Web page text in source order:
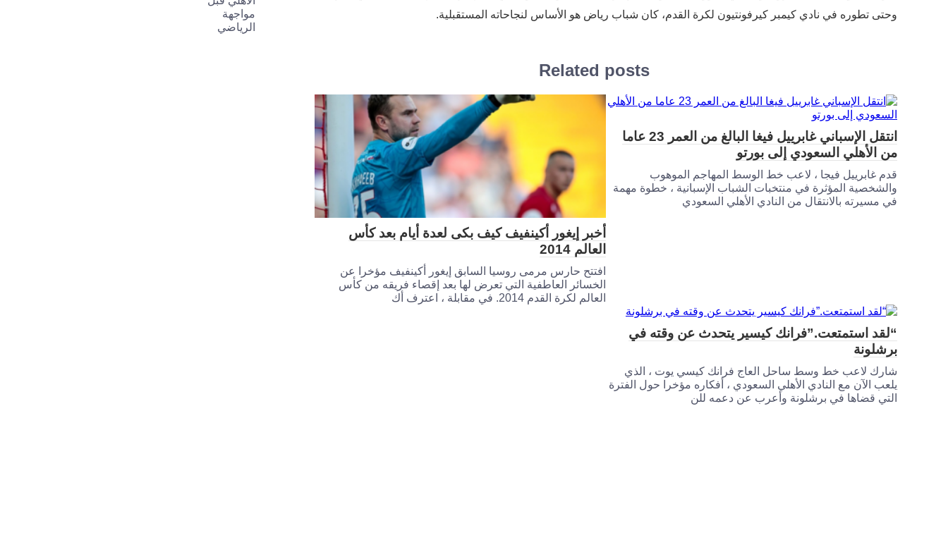
وحتى تطوره في نادي كيمبر كيرفونتيون لكرة القدم، كان شباب رياض هو الأساس لنجاحاته المستقبلية.
Related posts
انتقل الإسباني غابرييل فيغا البالغ من العمر 23 عاما
من الأهلي السعودي إلى بورتو
قدم غابرييل فيجا ، لاعب خط الوسط المهاجم الموهوب
والشخصية المؤثرة في منتخبات الشباب الإسبانية ، خطوة مهمة
في مسيرته بالانتقال من النادي الأهلي السعودي
أخبر إيغور أكينفيف كيف بكى لعدة أيام بعد كأس
العالم 2014
افتتح حارس مرمى روسيا السابق إيغور أكينفيف مؤخرا عن
الخسائر العاطفية التي تعرض لها بعد إقصاء فريقه من كأس
العالم لكرة القدم 2014. في مقابلة ، اعترف أك
“لقد استمتعت.”فرانك كيسير يتحدث عن وقته في
برشلونة
شارك لاعب خط وسط ساحل العاج فرانك كيسي يوت ، الذي
يلعب الآن مع النادي الأهلي السعودي ، أفكاره مؤخرا حول الفترة
التي قضاها في برشلونة وأعرب عن دعمه للن